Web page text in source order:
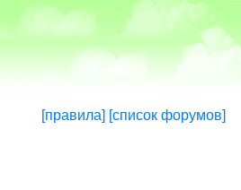
[правила] [список форумов]